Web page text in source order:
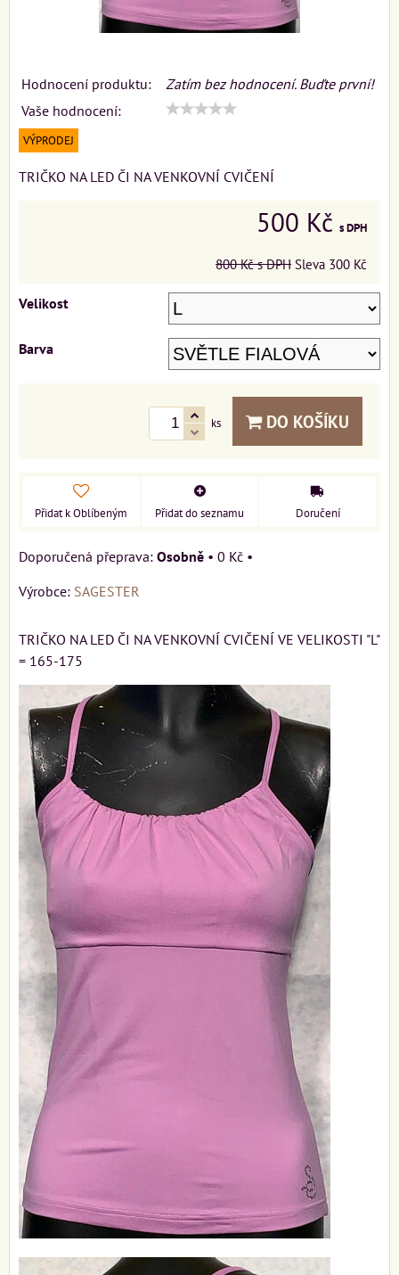
Hodnocení produktu:
Zatím bez hodnocení. Buďte první!
Vaše hodnocení:
VÝPRODEJ
TRIČKO NA LED ČI NA VENKOVNÍ CVIČENÍ
500 Kč s DPH
800 Kč s DPH Sleva 300 Kč
Velikost
Barva
ks DO KOŠÍKU
Přidat k Oblíbeným Přidat do seznamu Doručení
Osobně • 0 Kč •
Výrobce: SAGESTER
TRIČKO NA LED ČI NA VENKOVNÍ CVIČENÍ VE VELIKOSTI "L"
= 165-175